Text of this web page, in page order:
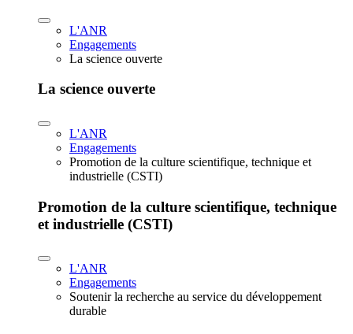
L'ANR
Engagements
La science ouverte
La science ouverte
L'ANR
Engagements
Promotion de la culture scientifique, technique et
industrielle (CSTI)
Promotion de la culture scientifique, technique
et industrielle (CSTI)
L'ANR
Engagements
Soutenir la recherche au service du développement
durable